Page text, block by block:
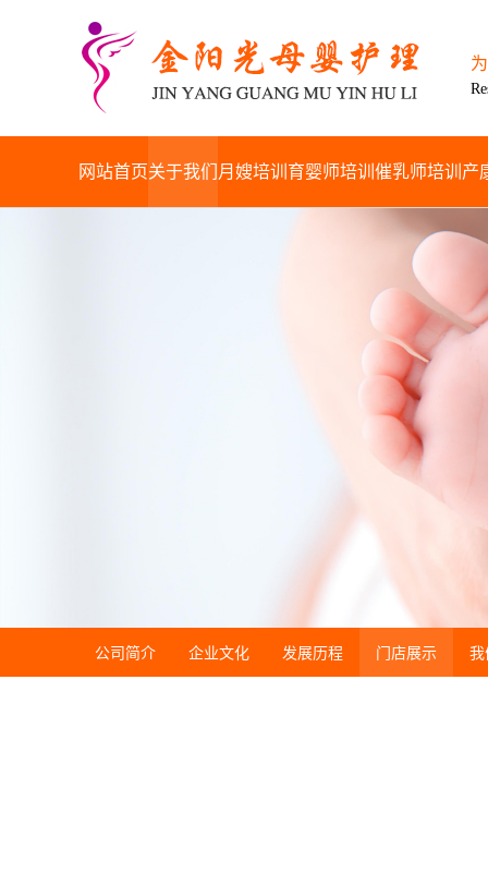
网站首页关于我们 月嫂培训 育婴师培训 催乳师培训 产
公司简介 企业文化 发展历程 门店展示 我